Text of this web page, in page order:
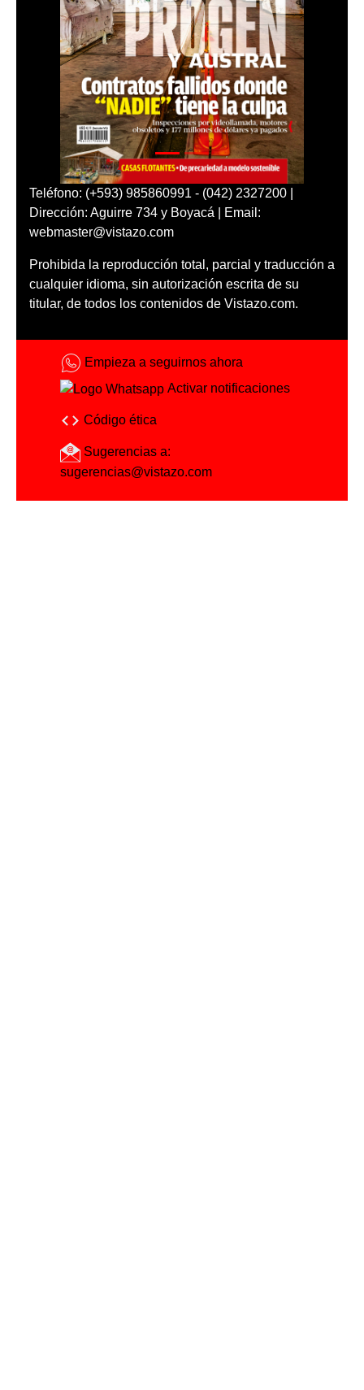
Teléfono: (+593) 985860991 - (042) 2327200 |
Dirección: Aguirre 734 y Boyacá | Email:
webmaster@vistazo.com
Prohibida la reproducción total, parcial y traducción a
cualquier idioma, sin autorización escrita de su
titular, de todos los contenidos de Vistazo.com.
Empieza a seguirnos ahora
Activar notificaciones
Código ética
Sugerencias a:
sugerencias@vistazo.com